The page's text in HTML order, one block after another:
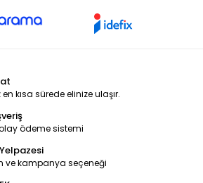
kısa sürede elinize ulaşır.
ödeme sistemi
ve kampanya seçeneği